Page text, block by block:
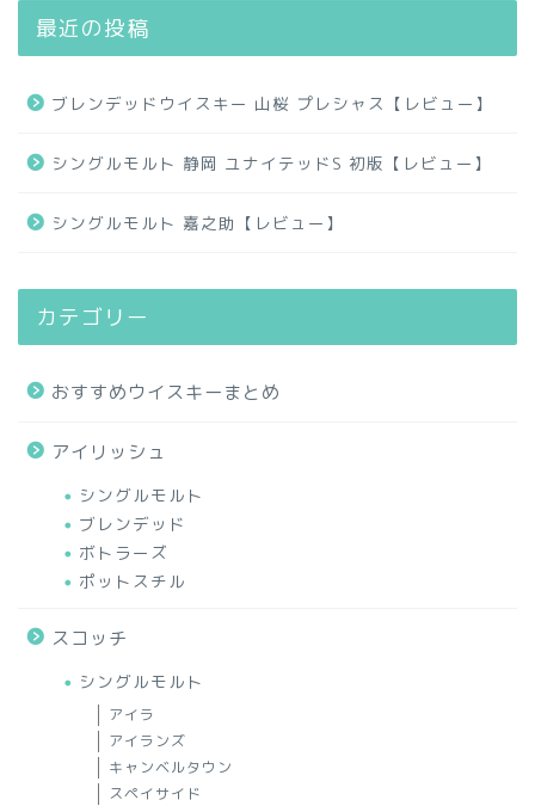
最近の投稿
ブレンデッドウイスキー 山桜 プレシャス【レビュー】
シングルモルト 静岡 ユナイテッドS 初版【レビュー】
シングルモルト 嘉之助【レビュー】
カテゴリー
おすすめウイスキーまとめ
アイリッシュ
シングルモルト
ブレンデッド
ボトラーズ
ポットスチル
スコッチ
シングルモルト
アイラ
アイランズ
キャンベルタウン
スペイサイド